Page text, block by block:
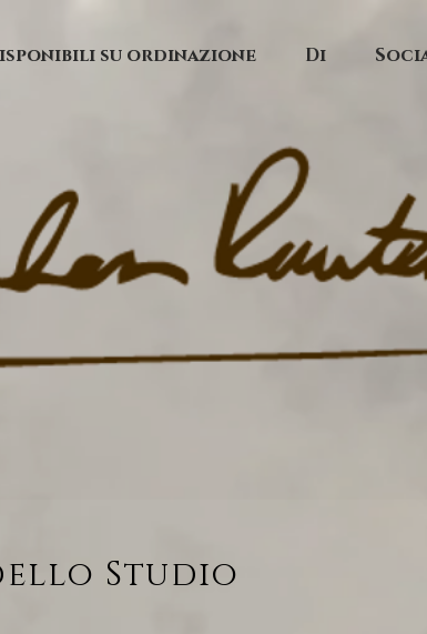
su ordinazione Di
Studio